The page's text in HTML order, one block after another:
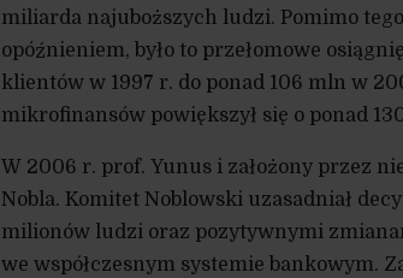
miliarda najuboższych ludzi. Pomimo
opóźnieniem, było to przełomowe
klientów w 1997 r. do ponad 106 mln w
mikrofinansów powiększył się o ponad
W 2006 r. prof. Yunus i założony przez
Nobla. Komitet Noblowski uzasadniał
milionów ludzi oraz pozytywnymi
we współczesnym systemie bankowym.